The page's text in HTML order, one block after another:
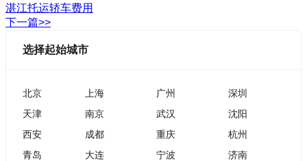
湛江托运轿车费用
下一篇>>
选择起始城市
北京 上海 广州
深圳
天津
南京 武汉
沈阳
西安
成都 重庆
杭州
青岛
大连 宁波
济南